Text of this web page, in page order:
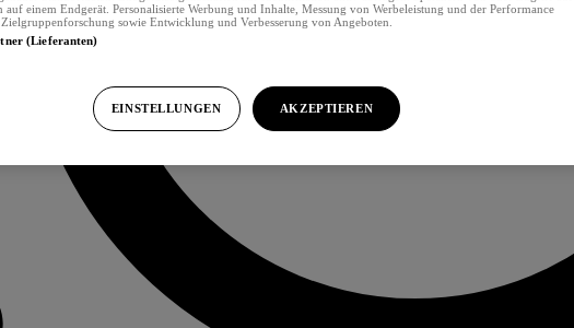
einem Endgerät. Personalisierte Werbung und Inhalte, Messung von Werbeleistung und der Performance
sowie Entwicklung und Verbesserung von Angeboten.
(Lieferanten)
EINSTELLUNGEN AKZEPTIEREN